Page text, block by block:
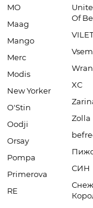
MO
Maag
Mango
Merc
Modis
New Yorker
O'Stin
Oodji
Orsay
Pompa
Primerova
RE
Of
VILET
XC
Zolla
СИН